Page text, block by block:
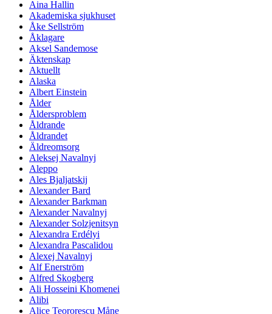
Aina Hallin
Akademiska sjukhuset
Åke Sellström
Åklagare
Aksel Sandemose
Äktenskap
Aktuellt
Alaska
Albert Einstein
Ålder
Åldersproblem
Åldrande
Åldrandet
Äldreomsorg
Aleksej Navalnyj
Aleppo
Ales Bjaljatskij
Alexander Bard
Alexander Barkman
Alexander Navalnyj
Alexander Solzjenitsyn
Alexandra Erdélyi
Alexandra Pascalidou
Alexej Navalnyj
Alf Enerström
Alfred Skogberg
Ali Hosseini Khomenei
Alibi
Alice Teororescu Måne